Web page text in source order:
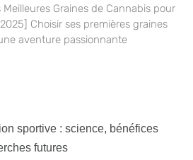
Graines de Cannabis pour
Choisir ses premières graines
aventure passionnante
sportive : science, bénéfices
futures